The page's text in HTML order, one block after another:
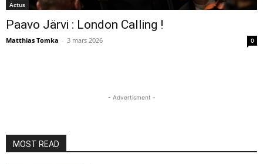
Actus
Paavo Järvi : London Calling !
Matthias Tomka - 3 mars 2026 0
- Advertisment -
MOST READ